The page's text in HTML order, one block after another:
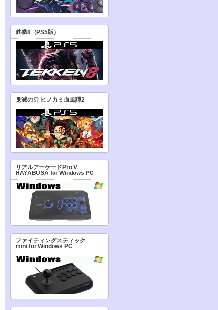
鉄拳8（PS5版）
鬼滅の刃 ヒノカミ血風譚2
リアルアーケードPro.V
HAYABUSA for Windows PC
ファイティングスティック
mini for Windows PC